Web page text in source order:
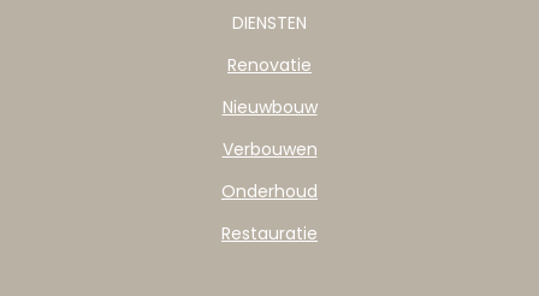
DIENSTEN
Renovatie
Nieuwbouw
Verbouwen
Onderhoud
Restauratie